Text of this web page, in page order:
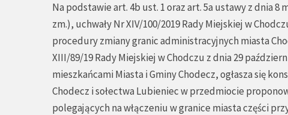
Na podstawie art. 4b ust. 1 oraz art. 5a ustawy z dnia 8
zm.), uchwały Nr XIV/100/2019 Rady Miejskiej w
procedury zmiany granic administracyjnych miasta
XIII/89/19 Rady Miejskiej w Chodczu z dnia 29
mieszkańcami Miasta i Gminy Chodecz, ogłasza się
Chodecz i sołectwa Lubieniec w przedmiocie
polegających na włączeniu w granice miasta części